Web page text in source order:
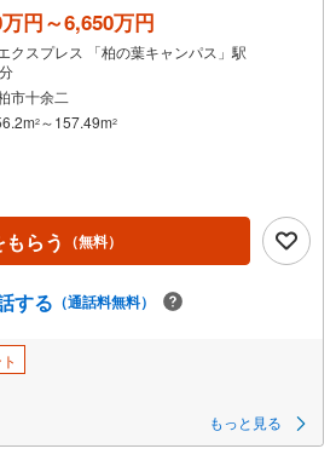
円～6,650万円
クスプレス 「柏の葉キャンパス」駅
市十余二
2 ～157.49m2
らう （無料）
する （通話料無料）
もっと見る